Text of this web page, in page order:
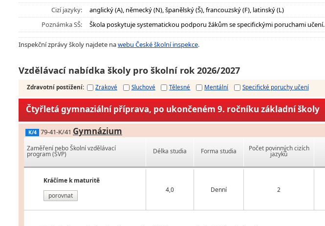
Cizí jazyky:
anglický (A), německý (N), španělský (Š), francouzský (F), latinský (L)
Poznámka SŠ:
Škola poskytuje systematickou podporu žákům se specifickými poruchami učení.
Inspekční zprávy školy najdete nawebu České školní inspekce.
Vzdělávací nabídka školy pro školní rok 2026/2027
Zdravotní postižení: Zrakové Sluchové Tělesné Mentální Specifické poruchy učení
Čtyřletá gymnaziální příprava, po ukončeném 9. ročníku základní školy
K/4 79-41-K/41 Gymnázium
Zaměření nebo Školní vzdělávací
program (ŠVP)
Kráčíme k maturitě
porovnat
Délka studia Forma studia Počet povinných cizích
jazyků
4,0 Denní 2